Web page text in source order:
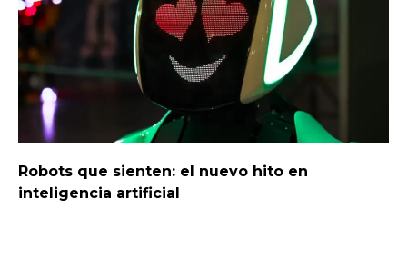
Robots que sienten: el nuevo hito en
inteligencia artificial